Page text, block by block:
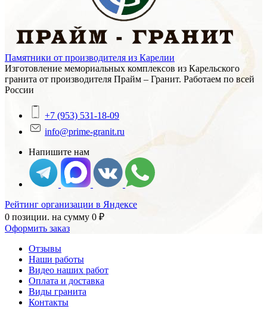
Памятники от производителя из Карелии
Изготовление мемориальных комплексов из Карельского
гранита от производителя Прайм – Гранит. Работаем по всей
России
+7 (953) 531-18-09
info@prime-granit.ru
Напишите нам
Рейтинг организации в Яндексе
0 позиции. на сумму 0 ₽
Оформить заказ
Отзывы
Наши работы
Видео наших работ
Оплата и доставка
Виды гранита
Контакты